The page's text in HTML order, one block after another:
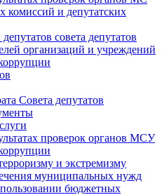
комиссий и депутатских
совета депутатов
организаций и учреждений
Совета депутатов
проверок органов МСУ
и экстремизму
муниципальных нужд
бюджетных